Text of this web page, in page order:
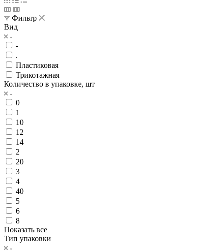
Фильтр
Вид
-
.
Пластиковая
Трикотажная
Количество в упаковке, шт
0
1
10
12
14
2
20
3
4
40
5
6
8
Показать все
Тип упаковки